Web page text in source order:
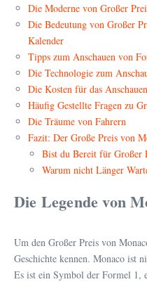
Die Moderne von Großer
Die Bedeutung von Großer
Kalender
Tipps zum Anschauen von
Die Technologie zum
Die Kosten für das
Häufig Gestellte Fragen zu
Die Träume von Fahrern
Fazit: Der Große Preis von
Bist du Bereit für Großer
Warum nicht Länger
Die Legende von
Um den Großer Preis von
Geschichte kennen. Monaco ist
Es ist ein Symbol der Formel 1,